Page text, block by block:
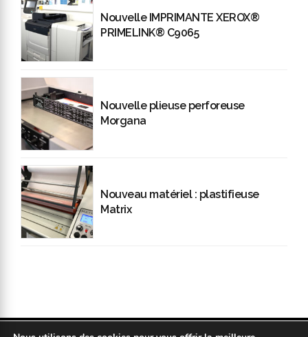
Nouvelle IMPRIMANTE XEROX®
PRIMELINK® C9065
Nouvelle plieuse perforeuse
Morgana
Nouveau matériel : plastifieuse
Matrix